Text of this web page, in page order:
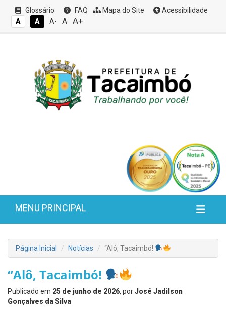
Glossário FAQ Mapa do Site
Acessibilidade
A
A A- A A+
MENU PRINCIPAL
Página Inicial Notícias “Alô, Tacaimbó!
“Alô, Tacaimbó!
Publicado em 25 de junho de 2026, porJosé Jadilson
Gonçalves da Silva